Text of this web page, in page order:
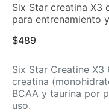
Six Star creatina X3
para entrenamiento
$489
Six Star Creatine
creatina
BCAA y taurina por
uso.